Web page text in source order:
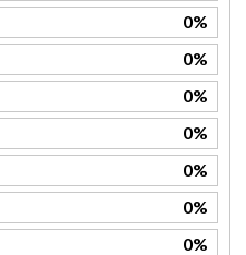
0%
0%
0%
0%
0%
0%
0%